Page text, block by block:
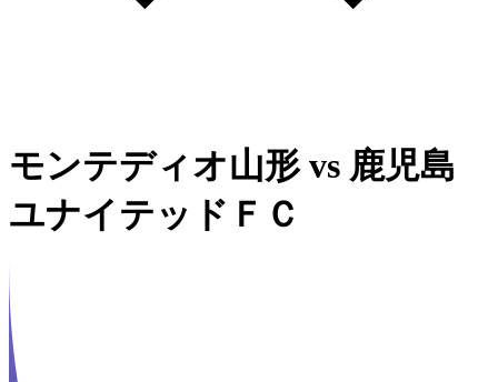
モンテディオ山形vs 鹿児島
ユナイテッドＦＣ